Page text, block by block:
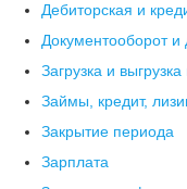
Дебиторская и
Документооборот и
Загрузка и
Займы, кредит,
Закрытие периода
Зарплата